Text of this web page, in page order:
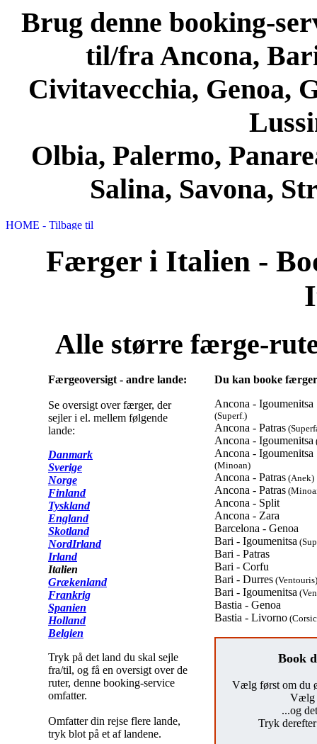
Brug denne booking-
til/fra Ancona,
Civitavecchia, Genoa,
Olbia, Palermo,
Salina, Savona,
Færger i Italien -
Alle større færge-
Færgeoversigt - andre lande:
Se oversigt over færger, der
sejler i el. mellem følgende
lande:
Danmark
Sverige
Norge
Finland
Tyskland
England
Skotland
NordIrland
Irland
Italien
Grækenland
Frankrig
Spanien
Holland
Belgien
Tryk på det land du skal sejle
fra/til, og få en oversigt over de
ruter, denne booking-service
omfatter.
Omfatter din rejse flere lande,
tryk blot på et af landene.
Du kan booke
Ancona - Igoumenitsa
(Superf.)
Ancona - Patras
Ancona - Igoumenitsa
Ancona - Igoumenitsa
(Minoan)
Ancona - Patras (Anek)
Ancona - Patras
Ancona - Split
Ancona - Zara
Barcelona - Genoa
Bari - Igoumenitsa
Bari - Patras
Bari - Corfu
Bari - Durres (Ventouris)
Bari - Igoumenitsa
Bastia - Genoa
Bastia - Livorno
Book
Vælg først om du
Vælg
...og
Tryk